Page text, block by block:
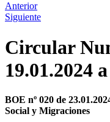
Anterior
Siguiente
Circular
19.01.2024
BOE nº 020 de
Social y Migraciones